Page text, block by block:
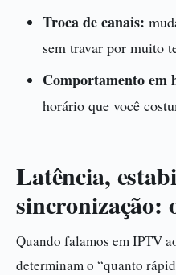
Troca de canais:
sem travar por muito
Comportamento em
horário que você
Latência,
sincronização:
Quando falamos em IPTV
determinam o “quanto